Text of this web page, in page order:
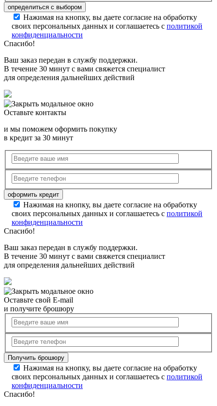
Нажимая на кнопку, вы даете согласие на обработку
своих персональных данных и соглашаетесь с политикой
конфиденциальности
Спасибо!
Ваш заказ передан в службу поддержки.
В течение 30 минут с вами свяжется специалист
для определения дальнейших действий
Оставьте контакты
и мы поможем оформить покупку
в кредит за 30 минут
Нажимая на кнопку, вы даете согласие на обработку
своих персональных данных и соглашаетесь с политикой
конфиденциальности
Спасибо!
Ваш заказ передан в службу поддержки.
В течение 30 минут с вами свяжется специалист
для определения дальнейших действий
Оставьте свой E-mail
и получите брошюру
Нажимая на кнопку, вы даете согласие на обработку
своих персональных данных и соглашаетесь с политикой
конфиденциальности
Спасибо!